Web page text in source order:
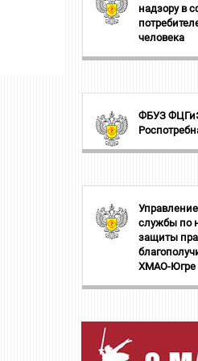
надзору в
человека
ФБУЗ
службы по
защиты
ХМАО-Югре